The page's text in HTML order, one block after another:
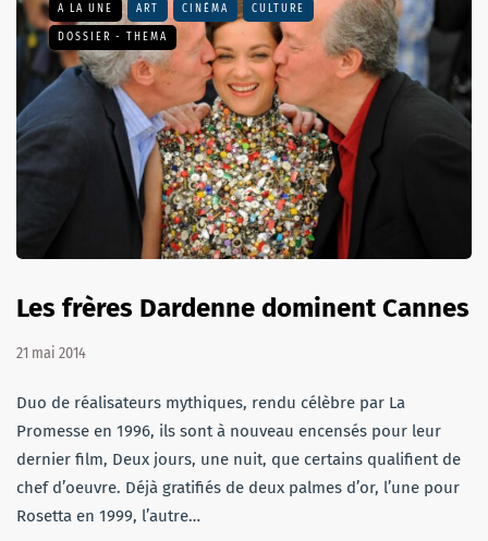
A LA UNE ART CINÉMA CULTURE
DOSSIER - THEMA
Les frères Dardenne dominent Cannes
21 mai 2014
Duo de réalisateurs mythiques, rendu célèbre par La
Promesse en 1996, ils sont à nouveau encensés pour leur
dernier film, Deux jours, une nuit, que certains qualifient de
chef d’oeuvre. Déjà gratifiés de deux palmes d’or, l’une pour
Rosetta en 1999, l’autre…